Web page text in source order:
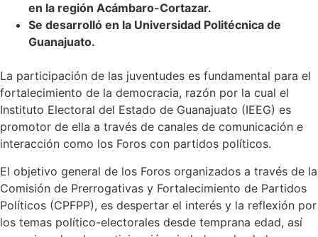
en la región Acámbaro-Cortazar.
Se desarrolló en la Universidad Politécnica de
Guanajuato.
La participación de las juventudes es fundamental para el
fortalecimiento de la democracia, razón por la cual el
Instituto Electoral del Estado de Guanajuato (IEEG) es
promotor de ella a través de canales de comunicación e
interacción como los Foros con partidos políticos.
El objetivo general de los Foros organizados a través de la
Comisión de Prerrogativas y Fortalecimiento de Partidos
Políticos (CPFPP), es despertar el interés y la reflexión por
los temas político-electorales desde temprana edad, así